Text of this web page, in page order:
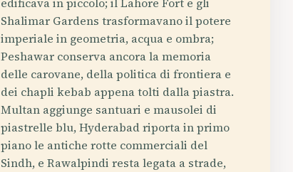
Shalimar Gardens trasformavano il potere
imperiale in geometria, acqua e ombra;
Peshawar conserva ancora la memoria
delle carovane, della politica di frontiera e
dei chapli kebab appena tolti dalla piastra.
Multan aggiunge santuari e mausolei di
piastrelle blu, Hyderabad riporta in primo
piano le antiche rotte commerciali del
Sindh, e Rawalpindi resta legata a strade,